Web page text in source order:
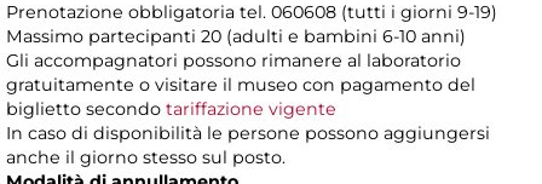
Prenotazione obbligatoria tel. 060608 (tutti i giorni 9-19)
Massimo partecipanti 20 (adulti e bambini 6-10 anni)
Gli accompagnatori possono rimanere al laboratorio
gratuitamente o visitare il museo con pagamento del
biglietto secondo tariffazione vigente
In caso di disponibilità le persone possono aggiungersi
anche il giorno stesso sul posto.